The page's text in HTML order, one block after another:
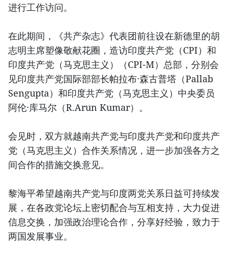
进行工作访问。
在此期间，《共产杂志》代表团前往设在新德里的胡
志明主席塑像敬献花圈，造访印度共产党（CPI）和
印度共产党（马克思主义）（CPI-M）总部，分别会
见印度共产党国际部部长帕拉布·森古普塔（Pallab
Sengupta）和印度共产党（马克思主义）中央委员
阿伦·库马尔（R.Arun Kumar）。
会见时，双方就越南共产党与印度共产党和印度共产
党（马克思主义）合作关系情况，进一步加强各方之
间合作的措施交换意见。
黎海平希望越南共产党与印度两党关系日益可持续发
展，在各政党论坛上密切配合与互相支持，大力促进
信息交换，加强政治理论合作，分享好经验，致力于
两国发展事业。